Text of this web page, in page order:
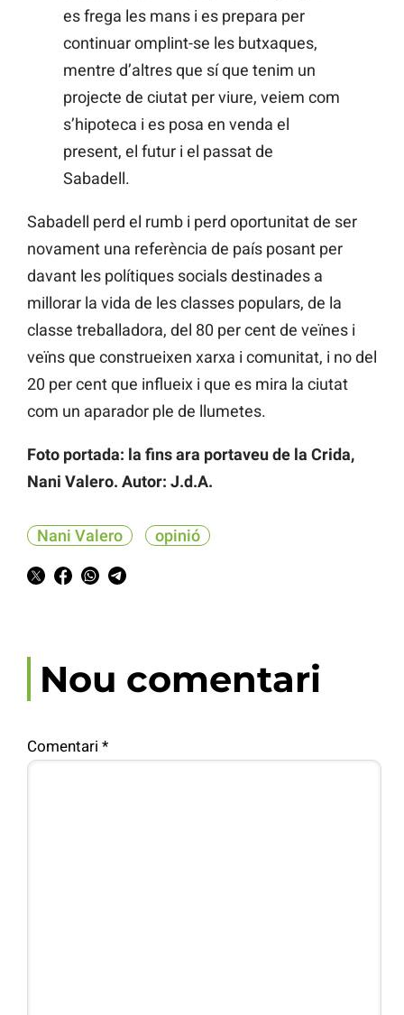
es frega les mans i es prepara per
continuar omplint-se les butxaques,
mentre d’altres que sí que tenim un
projecte de ciutat per viure, veiem com
s’hipoteca i es posa en venda el
present, el futur i el passat de
Sabadell.
Sabadell perd el rumb i perd oportunitat de ser
novament una referència de país posant per
davant les polítiques socials destinades a
millorar la vida de les classes populars, de la
classe treballadora, del 80 per cent de veïnes i
veïns que construeixen xarxa i comunitat, i no del
20 per cent que influeix i que es mira la ciutat
com un aparador ple de llumetes.
Foto portada: la fins ara portaveu de la Crida,
Nani Valero. Autor: J.d.A.
Nani Valero opinió
Nou comentari
Comentari *